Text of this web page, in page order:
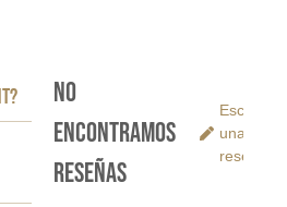
No
encontramos
reseñas
Escribe
una
reseña